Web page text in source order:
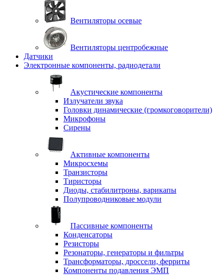
Вентиляторы осевые
Вентиляторы центробежные
Датчики
Электронные компоненты, радиодетали
Акустические компоненты
Излучатели звука
Головки динамические (громкоговорители)
Микрофоны
Сирены
Активные компоненты
Микросхемы
Транзисторы
Тиристоры
Диоды, стабилитроны, варикапы
Полупроводниковые модули
Пассивные компоненты
Конденсаторы
Резисторы
Резонаторы, генераторы и фильтры
Трансформаторы, дроссели, ферриты
Компоненты подавления ЭМП